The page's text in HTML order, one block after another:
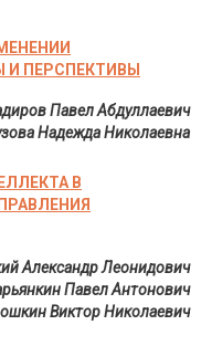
И ПЕРСПЕКТИВЫ
Павел Абдуллаевич
Надежда Николаевна
В
Александр Леонидович
Павел Антонович
Виктор Николаевич